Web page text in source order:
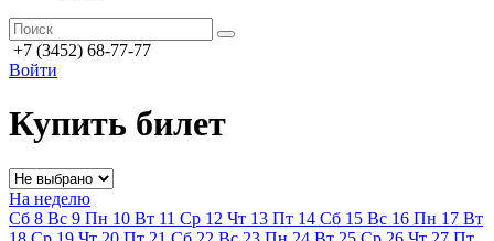
+7 (3452) 68-77-77
Войти
Купить билет
На неделю
Сб 8 Вс 9 Пн 10 Вт 11 Ср 12 Чт 13 Пт 14 Сб 15 Вс 16 Пн 17 Вт